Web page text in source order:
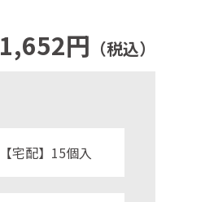
1,652円 （税込）
【宅配】15個入